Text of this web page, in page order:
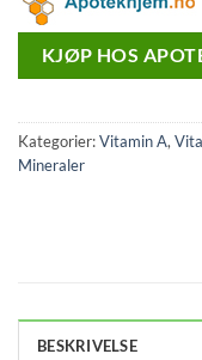
KJØP HOS
Kategorier:Vitamin A,
Mineraler
BESKRIVELSE